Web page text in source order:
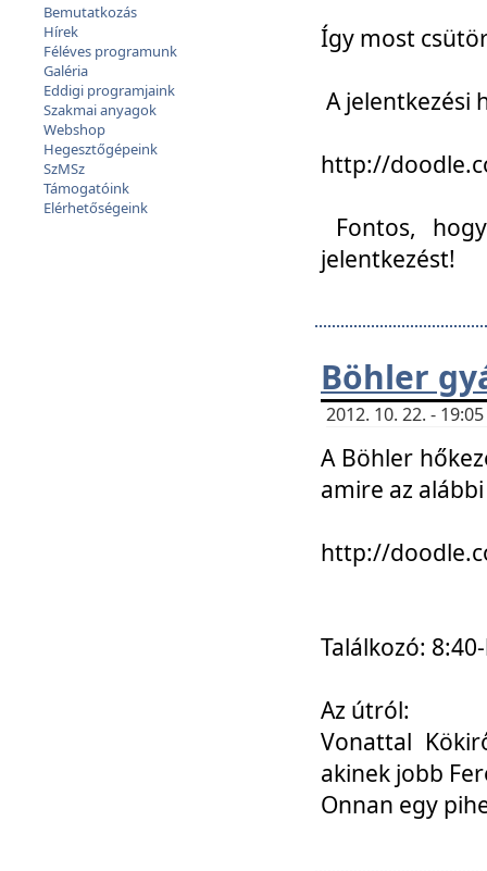
Bemutatkozás
Hírek
Féléves programunk
Galéria
Eddigi programjaink
Szakmai anyagok
Webshop
Hegesztőgépeink
SzMSz
Támogatóink
Elérhetőségeink
Így most
A jelentkezési
http://
Fontos,
jelentkezést!
Böhler
2012. 10. 22. -
A Böhler
amire az
http://
Találkozó:
Az útról:
Vonattal
akinek jobb
Onnan egy